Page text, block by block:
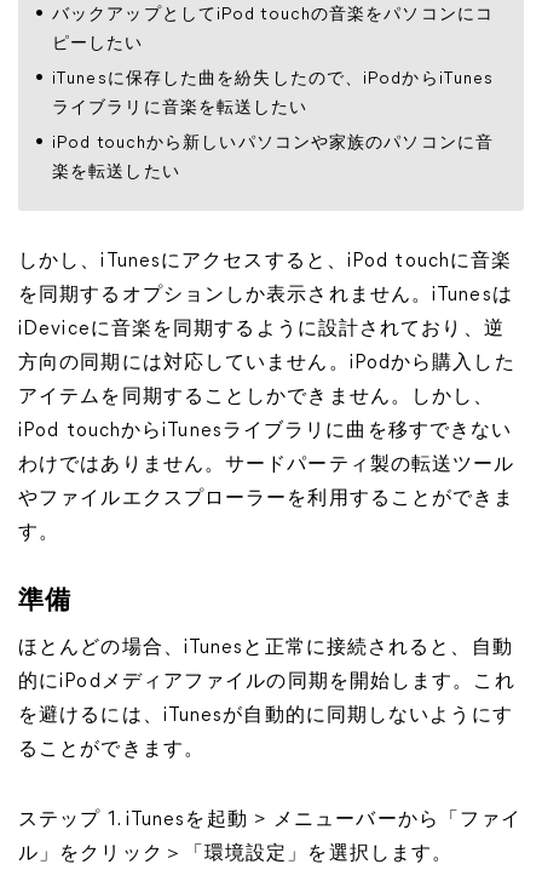
バックアップとしてiPod touchの音楽をパソコンにコ
ピーしたい
iTunesに保存した曲を紛失したので、iPodからiTunes
ライブラリに音楽を転送したい
iPod touchから新しいパソコンや家族のパソコンに音
楽を転送したい
しかし、iTunesにアクセスすると、iPod touchに音楽
を同期するオプションしか表示されません。iTunesは
iDeviceに音楽を同期するように設計されており、逆
方向の同期には対応していません。iPodから購入した
アイテムを同期することしかできません。しかし、
iPod touchからiTunesライブラリに曲を移すできない
わけではありません。サードパーティ製の転送ツール
やファイルエクスプローラーを利用することができま
す。
準備
ほとんどの場合、iTunesと正常に接続されると、自動
的にiPodメディアファイルの同期を開始します。これ
を避けるには、iTunesが自動的に同期しないようにす
ることができます。
ステップ 1. iTunesを起動 > メニューバーから「ファイ
ル」をクリック＞「環境設定」を選択します。